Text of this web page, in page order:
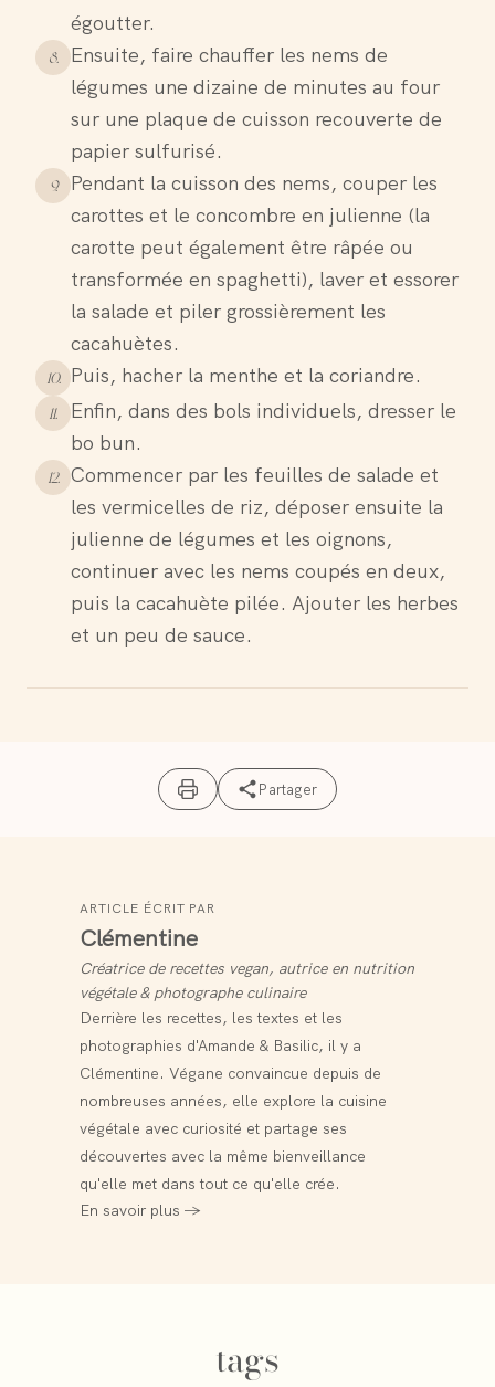
égoutter.
8.
Ensuite, faire chauffer les nems de
légumes une dizaine de minutes au four
sur une plaque de cuisson recouverte de
papier sulfurisé.
9.
Pendant la cuisson des nems, couper les
carottes et le concombre en julienne (la
carotte peut également être râpée ou
transformée en spaghetti), laver et essorer
la salade et piler grossièrement les
cacahuètes.
10. Puis, hacher la menthe et la coriandre.
11.
Enfin, dans des bols individuels, dresser le
bo bun.
12.
Commencer par les feuilles de salade et
les vermicelles de riz, déposer ensuite la
julienne de légumes et les oignons,
continuer avec les nems coupés en deux,
puis la cacahuète pilée. Ajouter les herbes
et un peu de sauce.
Partager
ARTICLE ÉCRIT PAR
Clémentine
Créatrice de recettes vegan, autrice en nutrition
végétale & photographe culinaire
Derrière les recettes, les textes et les
photographies d'Amande & Basilic, il y a
Clémentine. Végane convaincue depuis de
nombreuses années, elle explore la cuisine
végétale avec curiosité et partage ses
découvertes avec la même bienveillance
qu'elle met dans tout ce qu'elle crée.
En savoir plus →
tags